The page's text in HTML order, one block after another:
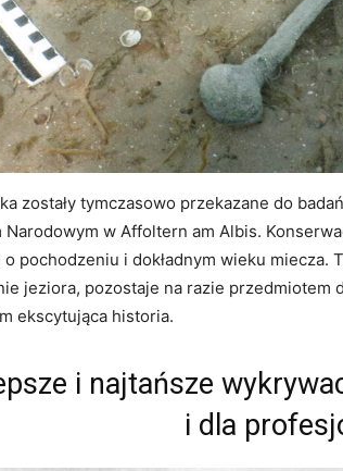
zostały tymczasowo przekazane do
Narodowym w Affoltern am Albis.
o pochodzeniu i dokładnym wieku
jeziora, pozostaje na razie przedmiotem
ekscytująca historia.
i najtańsze
i dla